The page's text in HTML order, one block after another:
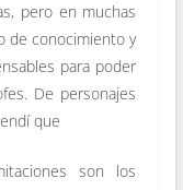
pero en muchas
de conocimiento y
para poder
De personajes
que
son los